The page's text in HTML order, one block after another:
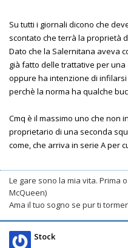
Su tutti i giornali dicono che
scontato che terrà la proprietà
Dato che la Salernitana aveva
già fatto delle trattative per
oppure ha intenzione di
perchè la norma ha qualche
Cmq è il massimo uno che non
proprietario di una seconda
come, che arriva in serie A per
Le gare sono la mia vita. Prima
McQueen)
Ama il tuo sogno se pur ti
Stock